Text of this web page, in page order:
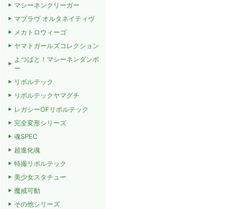
マシーネンクリーガー
マブラヴ オルタネイティヴ
メカトロウィーゴ
ヤマトガールズコレクション
よつばと！マシーネンダンボ
ー
リボルテック
リボルテックヤマグチ
レガシーOFリボルテック
完全変形シリーズ
魂SPEC
超進化魂
特撮リボルテック
美少女スタチュー
魔戒可動
その他シリーズ